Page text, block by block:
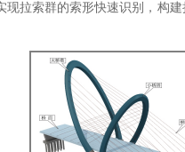
现拉索群的索形快速识别，构